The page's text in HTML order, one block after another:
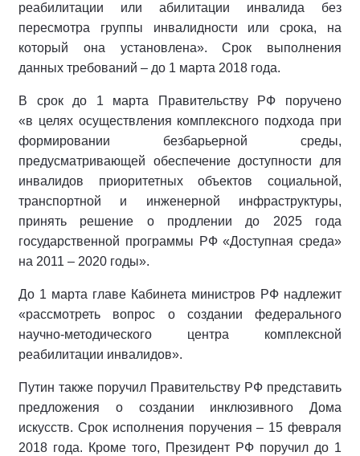
реабилитации или абилитации инвалида без
пересмотра группы инвалидности или срока, на
который она установлена». Срок выполнения
данных требований – до 1 марта 2018 года.
В срок до 1 марта Правительству РФ поручено
«в целях осуществления комплексного подхода при
формировании безбарьерной среды,
предусматривающей обеспечение доступности для
инвалидов приоритетных объектов социальной,
транспортной и инженерной инфраструктуры,
принять решение о продлении до 2025 года
государственной программы РФ «Доступная среда»
на 2011 – 2020 годы».
До 1 марта главе Кабинета министров РФ надлежит
«рассмотреть вопрос о создании федерального
научно-методического центра комплексной
реабилитации инвалидов».
Путин также поручил Правительству РФ представить
предложения о создании инклюзивного Дома
искусств. Срок исполнения поручения – 15 февраля
2018 года. Кроме того, Президент РФ поручил до 1